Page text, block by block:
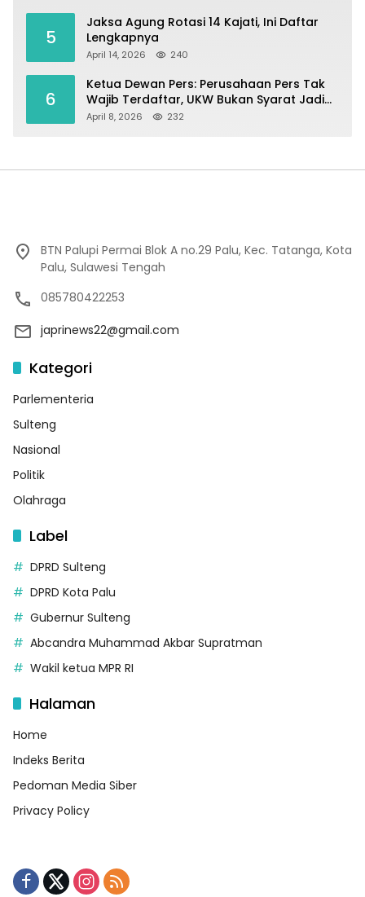
5
Jaksa Agung Rotasi 14 Kajati, Ini Daftar
Lengkapnya
April 14, 2026 240
6
Ketua Dewan Pers: Perusahaan Pers Tak
Wajib Terdaftar, UKW Bukan Syarat Jadi
Wartawan
April 8, 2026 232
BTN Palupi Permai Blok A no.29 Palu, Kec. Tatanga, Kota
Palu, Sulawesi Tengah
085780422253
japrinews22@gmail.com
Kategori
Parlementeria
Sulteng
Nasional
Politik
Olahraga
Label
DPRD Sulteng
DPRD Kota Palu
Gubernur Sulteng
Abcandra Muhammad Akbar Supratman
Wakil ketua MPR RI
Halaman
Home
Indeks Berita
Pedoman Media Siber
Privacy Policy